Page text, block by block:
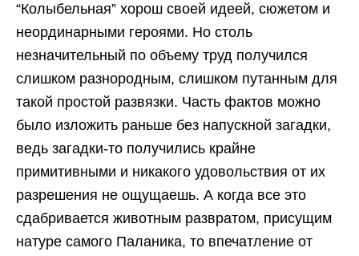
“Колыбельная” хорош своей идеей, сюжетом и
неординарными героями. Но столь
незначительный по объему труд получился
слишком разнородным, слишком путанным для
такой простой развязки. Часть фактов можно
было изложить раньше без напускной загадки,
ведь загадки-то получились крайне
примитивными и никакого удовольствия от их
разрешения не ощущаешь. А когда все это
сдабривается животным развратом, присущим
натуре самого Паланика, то впечатление от